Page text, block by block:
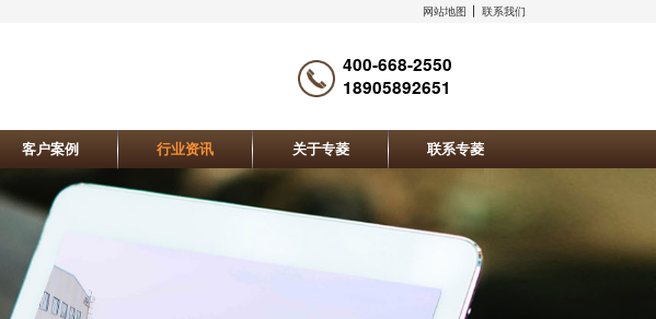
网站地图 联系我们
400-668-2550
18905892651
客户案例 行业资讯 关于专菱 联系专菱